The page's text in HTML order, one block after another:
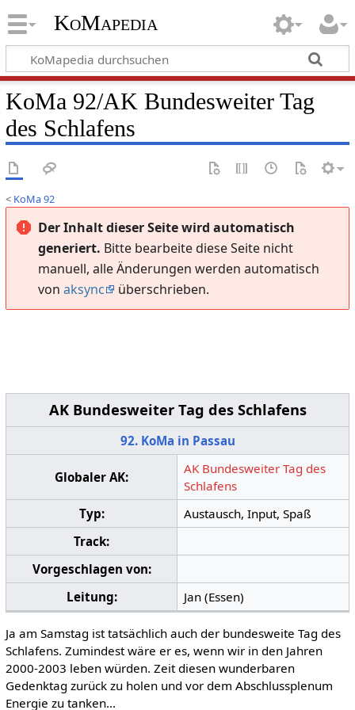
KoMapedia
KoMa 92/AK Bundesweiter Tag
des Schlafens
< KoMa 92
Der Inhalt dieser Seite wird automatisch
generiert. Bitte bearbeite diese Seite nicht
manuell, alle Änderungen werden automatisch
von aksync überschrieben.
AK Bundesweiter Tag des Schlafens
92. KoMa in Passau
Globaler AK:
AK Bundesweiter Tag des
Schlafens
Typ:
Austausch, Input, Spaß
Track:
Vorgeschlagen von:
Leitung:
Jan (Essen)
Ja am Samstag ist tatsächlich auch der bundesweite Tag des
Schlafens. Zumindest wäre er es, wenn wir in den Jahren
2000-2003 leben würden. Zeit diesen wunderbaren
Gedenktag zurück zu holen und vor dem Abschlussplenum
Energie zu tanken...